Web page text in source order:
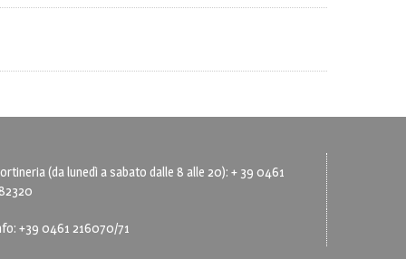
(da lunedì a sabato dalle 8 alle 20): + 39 0461
+39 0461 216070/71